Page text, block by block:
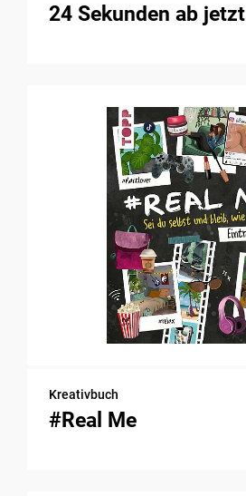
24 Sekunden ab jetzt
Kreativbuch
#Real Me